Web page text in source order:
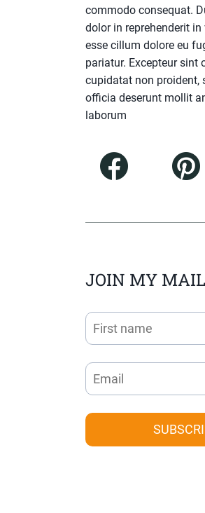
commodo consequat.
dolor in reprehenderit
esse cillum dolore eu
pariatur. Excepteur sint
cupidatat non proident,
officia deserunt mollit
laborum
JOIN MY